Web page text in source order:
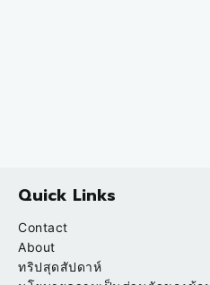
Quick Links
Contact
About
ทริปสุดสัปดาห์